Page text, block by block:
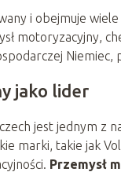
i obejmuje
motoryzacyjny,
Niemiec,
jako lider
jest jednym z
marki, takie jak
Przemysł